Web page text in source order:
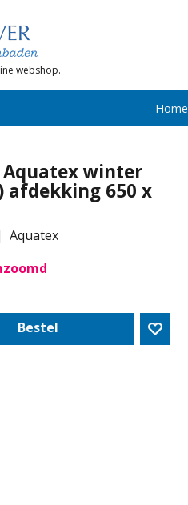
webshop.
Home
Aquatex winter
afdekking 650 x
Aquatex
Bestel